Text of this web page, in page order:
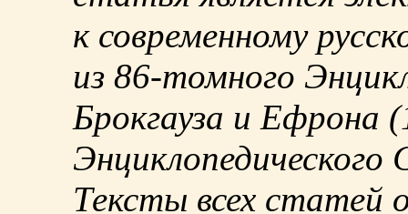
к современному
из 86-томного
Брокгауза и Ефрона
Энциклопедического
Тексты всех статей